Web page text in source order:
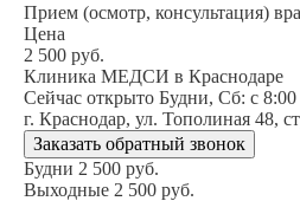
Прием (осмотр, консультация)
Цена
2 500 руб.
Клиника МЕДСИ в Краснодаре
Сейчас открыто Будни, Сб: c 8:00
г. Краснодар, ул. Тополиная 48,
Заказать обратный звонок
Будни 2 500 руб.
Выходные 2 500 руб.